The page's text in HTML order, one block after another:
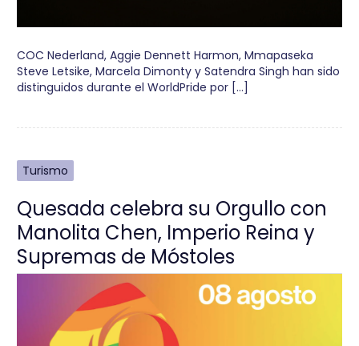
COC Nederland, Aggie Dennett Harmon, Mmapaseka
Steve Letsike, Marcela Dimonty y Satendra Singh han sido
distinguidos durante el WorldPride por […]
Turismo
Quesada celebra su Orgullo con
Manolita Chen, Imperio Reina y
Supremas de Móstoles